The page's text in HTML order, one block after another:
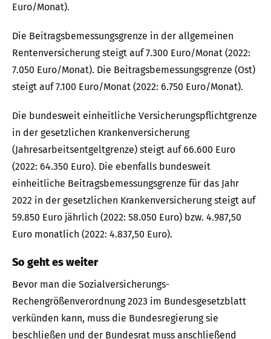
Euro/Monat).
Die Beitragsbemessungsgrenze in der allgemeinen
Rentenversicherung steigt auf 7.300 Euro/Monat (2022:
7.050 Euro/Monat). Die Beitragsbemessungsgrenze (Ost)
steigt auf 7.100 Euro/Monat (2022: 6.750 Euro/Monat).
Die bundesweit einheitliche Versicherungspflichtgrenze
in der gesetzlichen Krankenversicherung
(Jahresarbeitsentgeltgrenze) steigt auf 66.600 Euro
(2022: 64.350 Euro). Die ebenfalls bundesweit
einheitliche Beitragsbemessungsgrenze für das Jahr
2022 in der gesetzlichen Krankenversicherung steigt auf
59.850 Euro jährlich (2022: 58.050 Euro) bzw. 4.987,50
Euro monatlich (2022: 4.837,50 Euro).
So geht es weiter
Bevor man die Sozialversicherungs-
Rechengrößenverordnung 2023 im Bundesgesetzblatt
verkünden kann, muss die Bundesregierung sie
beschließen und der Bundesrat muss anschließend